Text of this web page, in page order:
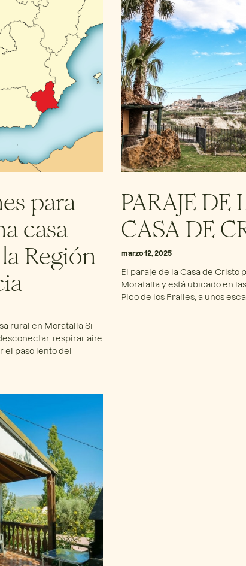
para
casa
Región
rural en Moratalla Si
respirar aire
el paso lento del
PARAJE DE
CASA DE
marzo 12, 2025
El paraje de la Casa de Cristo
Moratalla y está ubicado en
Pico de los Frailes, a unos